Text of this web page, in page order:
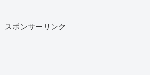
スポンサーリンク